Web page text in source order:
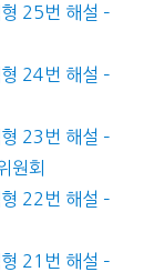
25번 해설 –
24번 해설 –
23번 해설 –
원회
22번 해설 –
21번 해설 –